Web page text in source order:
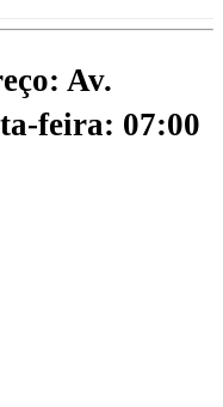
Av.
feira: 07:00